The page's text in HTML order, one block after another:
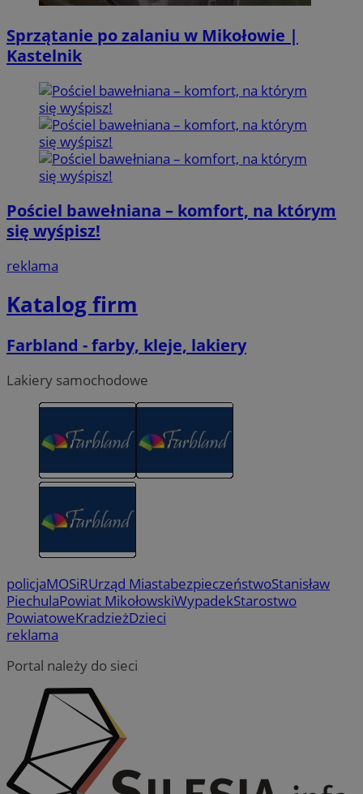
Sprzątanie po zalaniu w Mikołowie |
Kastelnik
Pościel bawełniana – komfort, na którym
się wyśpisz!
reklama
Katalog firm
Farbland - farby, kleje, lakiery
Lakiery samochodowe
policjaMOSiRUrząd MiastabezpieczeństwoStanisław
PiechulaPowiat MikołowskiWypadekStarostwo
PowiatoweKradzieżDzieci
reklama
Portal należy do sieci